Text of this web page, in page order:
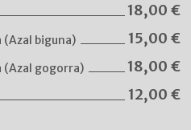
18,00 €
(Azal biguna) 15,00 €
(Azal gogorra) 18,00 €
12,00 €